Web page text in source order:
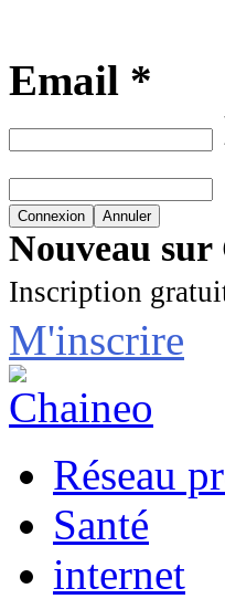
Email *
Nouveau sur
Inscription
M'inscrire
Réseau
Santé
internet